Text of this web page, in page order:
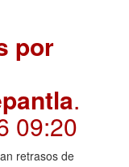
por
.
09:20
retrasos de